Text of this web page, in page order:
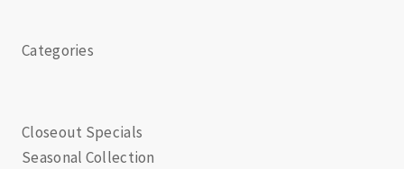
Categories
Closeout Specials
Seasonal Collection